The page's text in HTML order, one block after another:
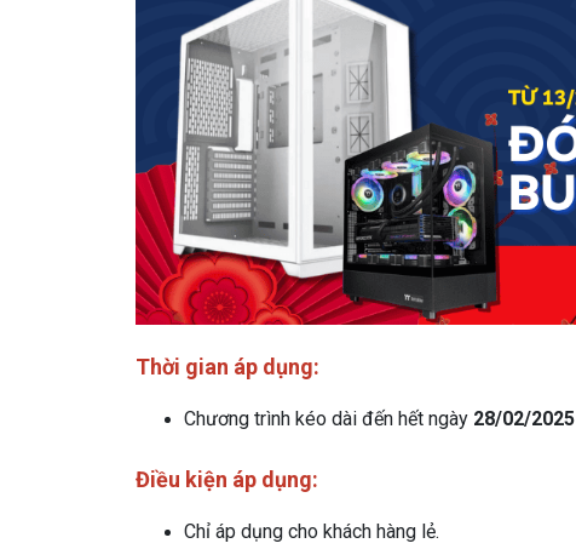
Thời gian áp dụng:
Chương trình kéo dài đến hết ngày 28/02/2025
Điều kiện áp dụng:
Chỉ áp dụng cho khách hàng lẻ.